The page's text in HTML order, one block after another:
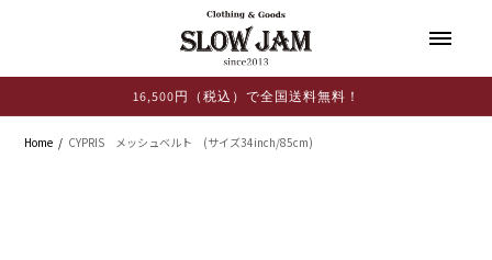
16,500円（税込）で全国送料無料！
Home CYPRIS メッシュベルト (サイズ34inch/85cm)